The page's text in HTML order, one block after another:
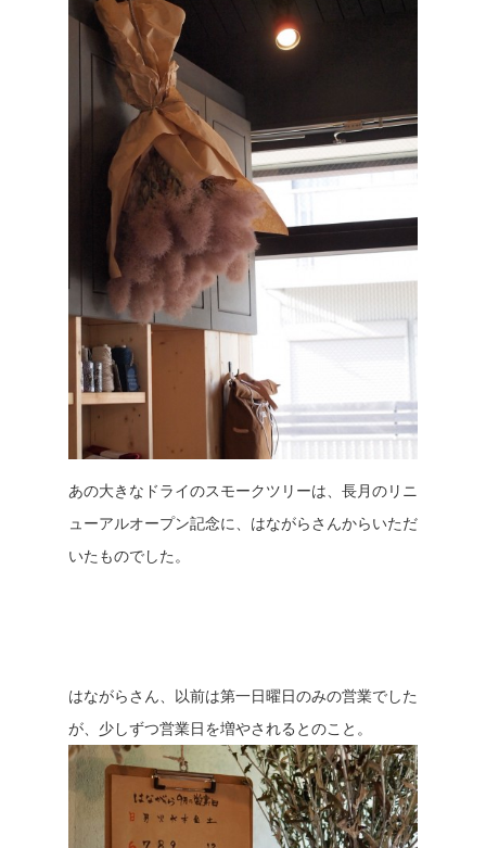
あの大きなドライのスモークツリーは、長月のリニ
ューアルオープン記念に、はながらさんからいただ
いたものでした。
はながらさん、以前は第一日曜日のみの営業でした
が、少しずつ営業日を増やされるとのこと。